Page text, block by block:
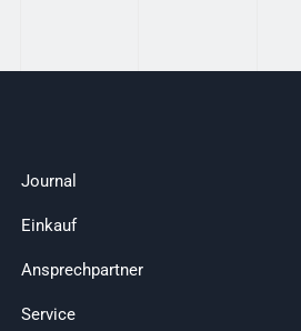
Journal
Einkauf
Ansprechpartner
Service